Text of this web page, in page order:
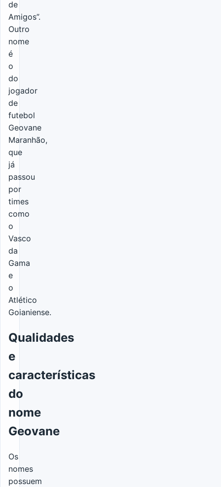
de
Amigos”.
Outro
nome
é
o
do
jogador
de
futebol
Geovane
Maranhão,
que
já
passou
por
times
como
o
Vasco
da
Gama
e
o
Atlético
Goianiense.
Qualidades
e
características
do
nome
Geovane
Os
nomes
possuem